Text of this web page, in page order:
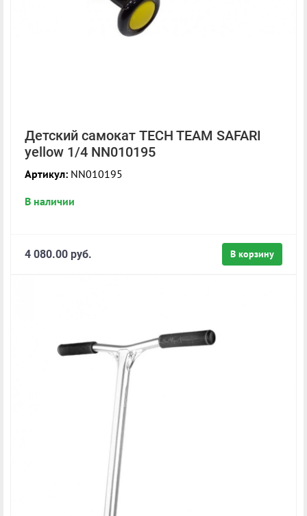
Детский cамокат TECH TEAM SAFARI
yellow 1/4 NN010195
Артикул: NN010195
В наличии
В корзину
4 080.00 руб.